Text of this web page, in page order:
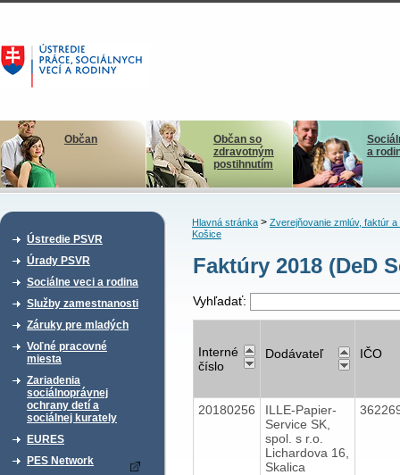
Občan
Občan so
zdravotným
postihnutím
a
Ústredie PSVR
Úrady PSVR
Sociálne veci a rodina
Služby zamestnanosti
Záruky pre mladých
Voľné pracovné
miesta
Zariadenia
sociálnoprávnej
ochrany detí a
sociálnej kurately
EURES
PES Network
Hlavná stránka> Zverejňovanie zmlúv, faktúr a
Košice
Faktúry 2018 (DeD
Vyhľadať:
Interné
číslo
Dodávateľ IČO
20180256
ILLE-Papier-
Service SK,
spol. s r.o.
Lichardova 16,
Skalica